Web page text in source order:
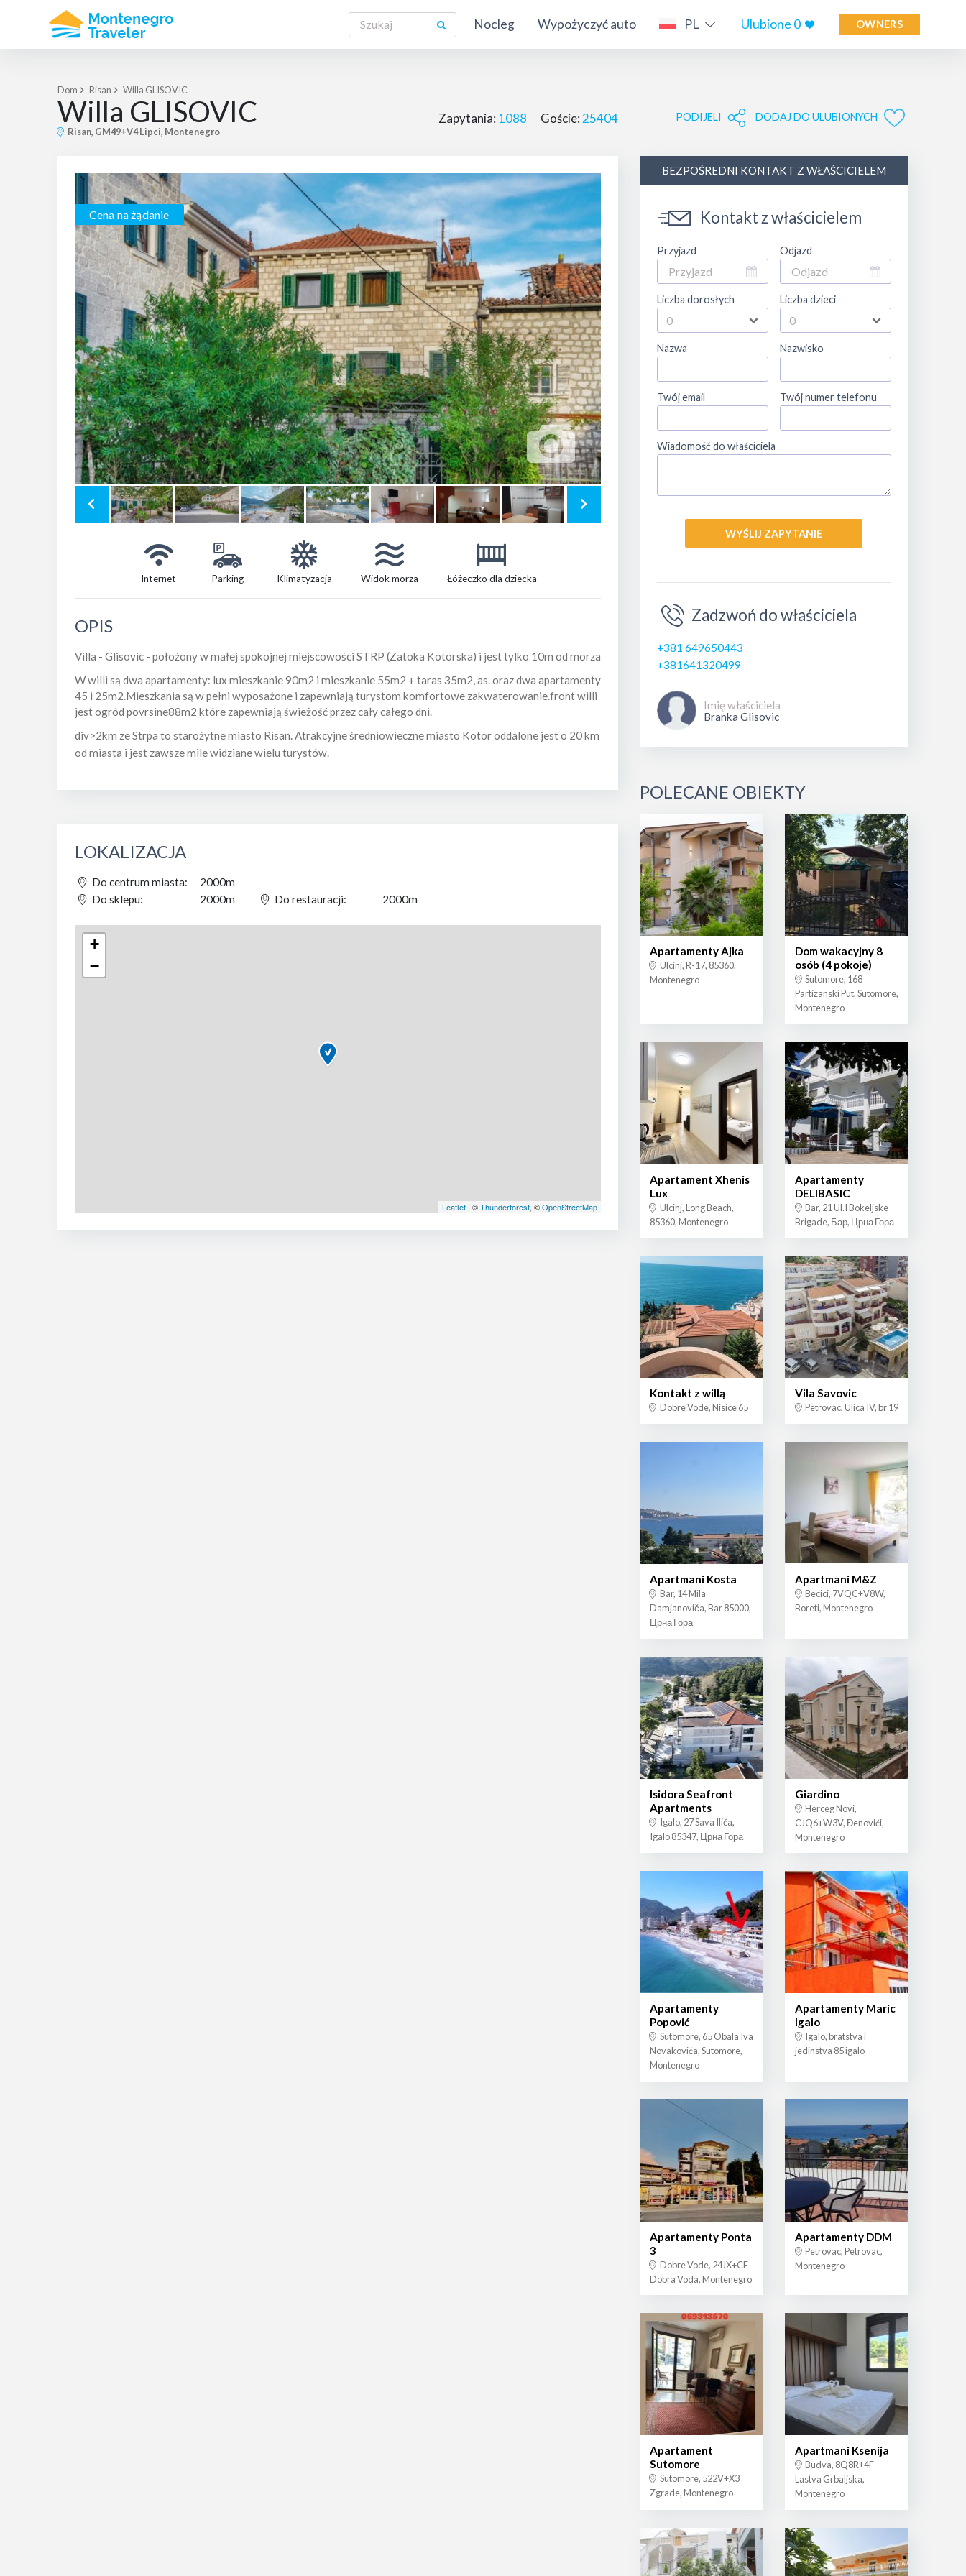
Nocleg Wypożyczyć auto PL Ulubione 0 OWNERS
Dom Risan Willa GLISOVIC
Willa GLISOVIC
Risan, GM49+V4 Lipci, Montenegro
Zapytania: 1088 Goście: 25404 PODIJELI DODAJ DO ULUBIONYCH
Cena na żądanie
Internet Parking Klimatyzacja Widok morza Łóżeczko dla dziecka
OPIS
Villa - Glisovic - położony w małej spokojnej miejscowości STRP (Zatoka Kotorska) i jest tylko 10m od morza
W willi są dwa apartamenty: lux mieszkanie 90m2 i mieszkanie 55m2 + taras 35m2, as. oraz dwa apartamenty
45 i 25m2.Mieszkania są w pełni wyposażone i zapewniają turystom komfortowe zakwaterowanie.front willi
jest ogród povrsine88m2 które zapewniają świeżość przez cały całego dni.
div>2km ze Strpa to starożytne miasto Risan. Atrakcyjne średniowieczne miasto Kotor oddalone jest o 20 km
od miasta i jest zawsze mile widziane wielu turystów.
LOKALIZACJA
Do centrum miasta:
2000m
Do sklepu:
2000m Do restauracji: 2000m
+
−
Leaflet| ©Thunderforest, ©OpenStreetMap
BEZPOŚREDNI KONTAKT Z WŁAŚCICIELEM
Kontakt z właścicielem
Przyjazd Odjazd
Liczba dorosłych Liczba dzieci
Nazwa Nazwisko
Twój email Twój numer telefonu
Wiadomość do właściciela
WYŚLIJ ZAPYTANIE
Zadzwoń do właściciela
+381 649650443
+381641320499
Imię właściciela
Branka Glisovic
POLECANE OBIEKTY
Apartamenty Ajka
Ulcinj, R-17, 85360,
Montenegro
Dom wakacyjny 8
osób (4 pokoje)
Sutomore, 168
Partizanski Put, Sutomore,
Montenegro
Apartament Xhenis
Lux
Ulcinj, Long Beach,
85360, Montenegro
Apartamenty
DELIBASIC
Bar, 21 Ul.I Bokeljske
Brigade, Бар, Црна Гора
Kontakt z willą
Dobre Vode, Nisice 65
Vila Savovic
Petrovac, Ulica IV, br 19
Apartmani Kosta
Bar, 14 Mila
Damjanoviča, Bar 85000,
Црна Гора
Apartmani M&Z
Becici, 7VQC+V8W,
Boreti, Montenegro
Isidora Seafront
Apartments
Igalo, 27 Sava Ilića,
Igalo 85347, Црна Гора
Giardino
Herceg Novi,
CJQ6+W3V, Đenovići,
Montenegro
Apartamenty
Popović
Sutomore, 65 Obala Iva
Novakovića, Sutomore,
Montenegro
Apartamenty Maric
Igalo
Igalo, bratstva i
jedinstva 85 igalo
Apartamenty Ponta
3
Dobre Vode, 24JX+CF
Dobra Voda, Montenegro
Apartamenty DDM
Petrovac, Petrovac,
Montenegro
Apartament
Sutomore
Sutomore, 522V+X3
Zgrade, Montenegro
Apartmani Ksenija
Budva, 8Q8R+4F
Lastva Grbaljska,
Montenegro